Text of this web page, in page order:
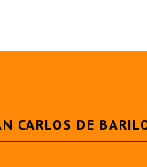
CARLOS DE